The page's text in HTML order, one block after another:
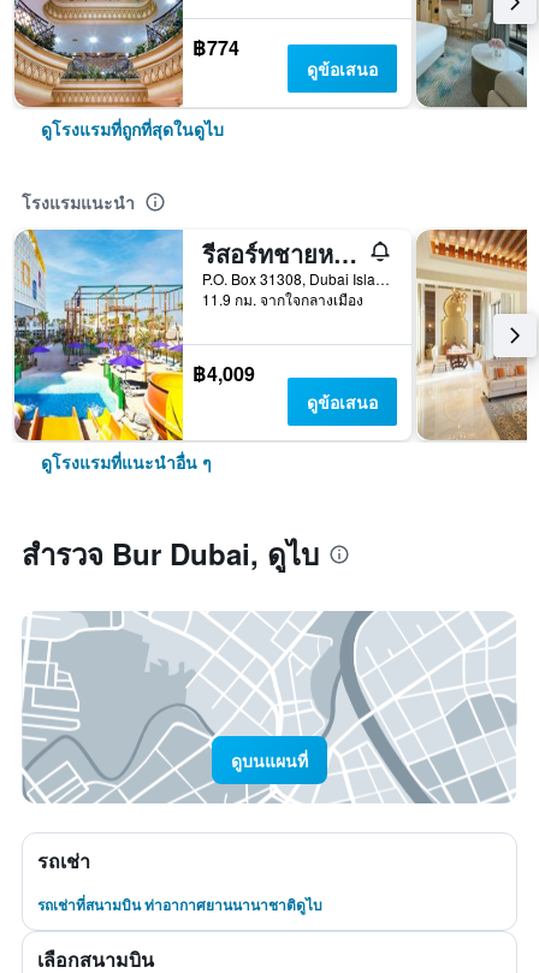
฿774
ดูข้อเสนอ
ดูโรงแรมที่ถูกที่สุดในดูไบ
โรงแรมแนะนำ
รีสอร์ทชายหาดเซ็นทารา มิราจ ดูไบ
P.O. Box 31308, Dubai Islands, Dubai, United Arab Emirates, ดูไบ, สหรัฐอาหรับเอมิเรตส์
11.9 กม. จากใจกลางเมือง
฿4,009
ดูข้อเสนอ
ดูโรงแรมที่แนะนำอื่น ๆ
สำรวจ Bur Dubai, ดูไบ
ดูบนแผนที่
รถเช่า
รถเช่าที่สนามบิน ท่าอากาศยานนานาชาติดูไบ
เลือกสนามบิน